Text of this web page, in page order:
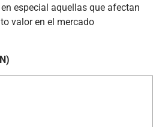
especial aquellas que afectan
valor en el mercado